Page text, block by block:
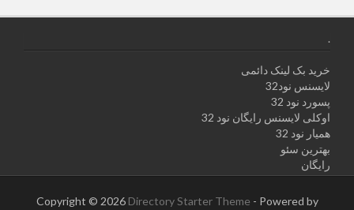
.
خرید بک لینک دائمی
لایسنس نود32
پسورد نود 32
اوکلی لایسنس رایگان نود 32
همیار نود 32
بهترین سئو
رایگان
Copyright © 2026 Directory Starter Theme - Powered by